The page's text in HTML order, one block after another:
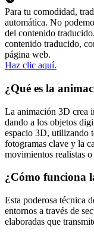
Para tu comodidad,
automática. No
del contenido
contenido traducido,
página web.
Haz clic aquí.
¿Qué es la
La animación 3D crea
dando a los objetos
espacio 3D, utilizando
fotogramas clave y la
movimientos realistas
¿Cómo funciona
Esta poderosa técnica
entornos a través de
elaboradas que